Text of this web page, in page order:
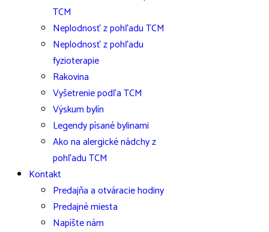
TCM
Neplodnosť z pohľadu TCM
Neplodnosť z pohľadu
fyzioterapie
Rakovina
Vyšetrenie podľa TCM
Výskum bylín
Legendy písané bylinami
Ako na alergické nádchy z
pohľadu TCM
Kontakt
Predajňa a otváracie hodiny
Predajné miesta
Napíšte nám